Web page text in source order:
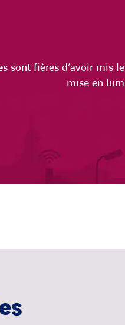
sont fières d’avoir mis
mise en